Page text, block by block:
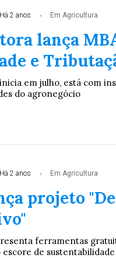
Há 2 anos Em Agricultura
lança
e
em julho, está com
do agronegócio
Há 2 anos Em Agricultura
projeto
ferramentas
de